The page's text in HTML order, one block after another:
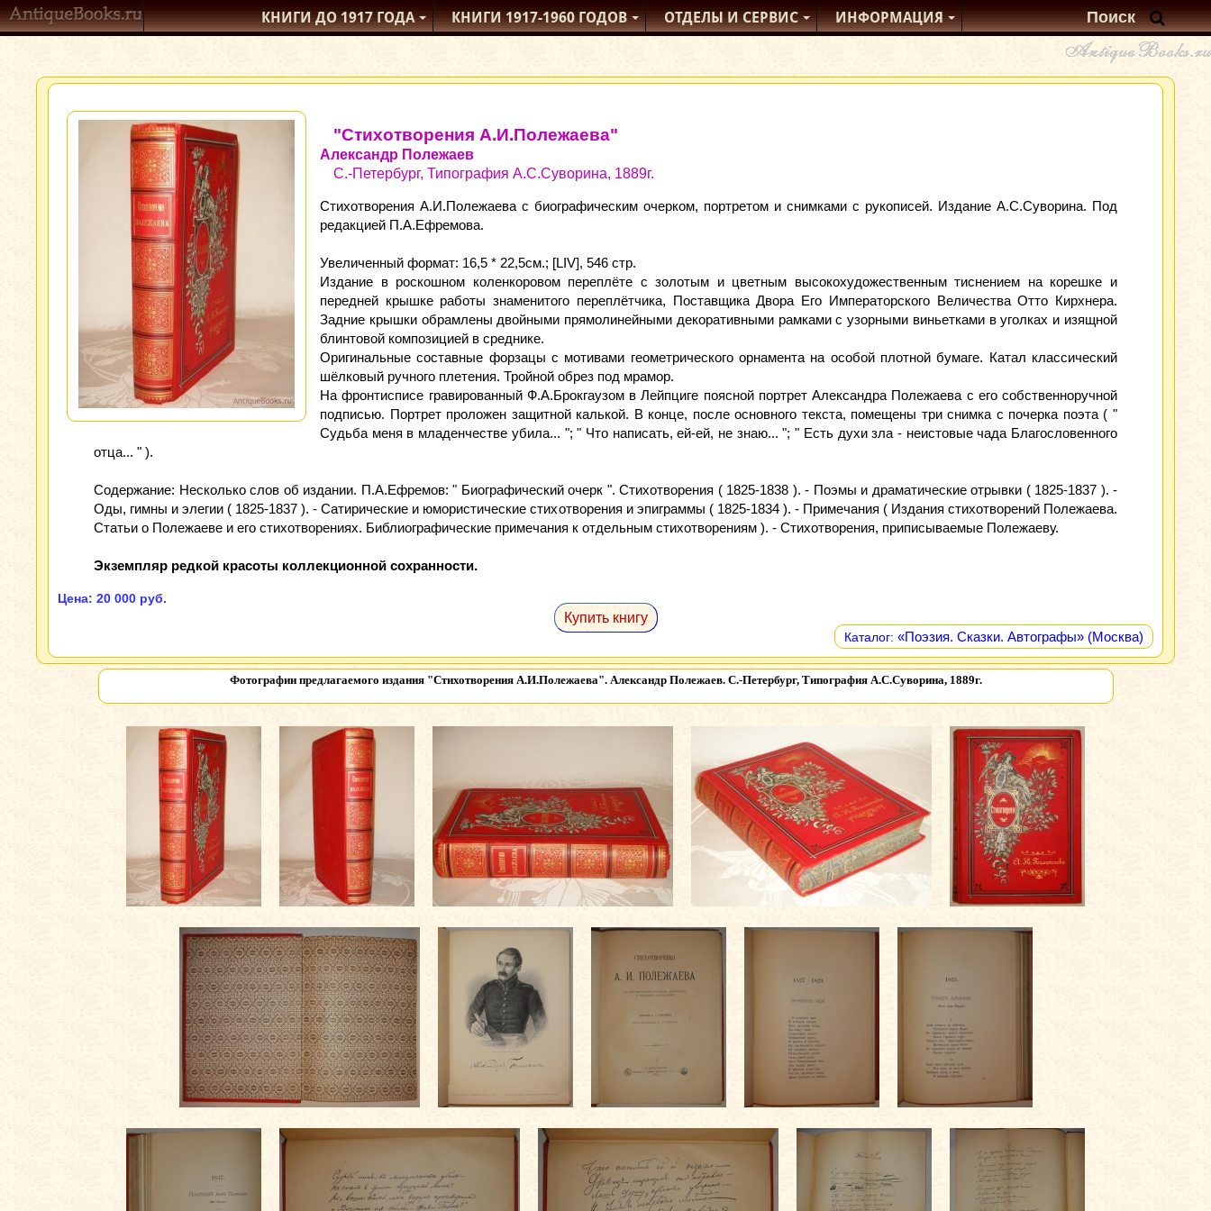
КНИГИ ДО 1917ГОДА КНИГИ1917-1960ГОДОВ ОТДЕЛЫИ СЕРВИС ИНФОРМАЦИЯ
"Стихотворения А.И.Полежаева"
Александр Полежаев
С.-Петербург, Типография А.С.Суворина, 1889г.
Стихотворения А.И.Полежаева с биографическим очерком, портретом и снимками с рукописей. Издание А.С.Суворина. Под
редакцией П.А.Ефремова.
Увеличенный формат: 16,5 * 22,5см.; [LIV], 546 стр.
Издание в роскошном коленкоровом переплёте с золотым и цветным высокохудожественным тиснением на корешке и
передней крышке работы знаменитого переплётчика, Поставщика Двора Его Императорского Величества Отто Кирхнера.
Задние крышки обрамлены двойными прямолинейными декоративными рамками с узорными виньетками в уголках и изящной
блинтовой композицией в среднике.
Оригинальные составные форзацы с мотивами геометрического орнамента на особой плотной бумаге. Катал классический
шёлковый ручного плетения. Тройной обрез под мрамор.
На фронтисписе гравированный Ф.А.Брокгаузом в Лейпциге поясной портрет Александра Полежаева с его собственноручной
подписью. Портрет проложен защитной калькой. В конце, после основного текста, помещены три снимка с почерка поэта ( "
Судьба меня в младенчестве убила... "; " Что написать, ей-ей, не знаю... "; " Есть духи зла - неистовые чада Благословенного
отца... " ).
Содержание: Несколько слов об издании. П.А.Ефремов: " Биографический очерк ". Стихотворения ( 1825-1838 ). - Поэмы и драматические отрывки ( 1825-1837 ). -
Оды, гимны и элегии ( 1825-1837 ). - Сатирические и юмористические стихотворения и эпиграммы ( 1825-1834 ). - Примечания ( Издания стихотворений Полежаева.
Статьи о Полежаеве и его стихотворениях. Библиографические примечания к отдельным стихотворениям ). - Стихотворения, приписываемые Полежаеву.
Экземпляр редкой красоты коллекционной сохранности.
Цена: 20 000 руб.
Купить книгу
Каталог: «Поэзия. Сказки. Автографы» (Москва)
Фотографии предлагаемого издания "Стихотворения А.И.Полежаева". Александр Полежаев. С.-Петербург, Типография А.С.Суворина, 1889г.